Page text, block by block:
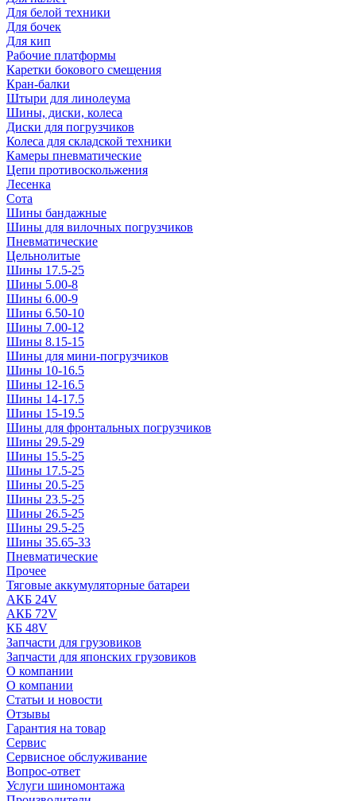
Для белой техники
Для бочек
Для кип
Рабочие платформы
Каретки бокового смещения
Кран-балки
Штыри для линолеума
Шины, диски, колеса
Диски для погрузчиков
Колеса для складской техники
Камеры пневматические
Цепи противоскольжения
Лесенка
Сота
Шины бандажные
Шины для вилочных погрузчиков
Пневматические
Цельнолитые
Шины 17.5-25
Шины 5.00-8
Шины 6.00-9
Шины 6.50-10
Шины 7.00-12
Шины 8.15-15
Шины для мини-погрузчиков
Шины 10-16.5
Шины 12-16.5
Шины 14-17.5
Шины 15-19.5
Шины для фронтальных погрузчиков
Шины 29.5-29
Шины 15.5-25
Шины 17.5-25
Шины 20.5-25
Шины 23.5-25
Шины 26.5-25
Шины 29.5-25
Шины 35.65-33
Пневматические
Прочее
Тяговые аккумуляторные батареи
АКБ 24V
АКБ 72V
КБ 48V
Запчасти для грузовиков
Запчасти для японских грузовиков
О компании
О компании
Статьи и новости
Отзывы
Гарантия на товар
Сервис
Сервисное обслуживание
Вопрос-ответ
Услуги шиномонтажа